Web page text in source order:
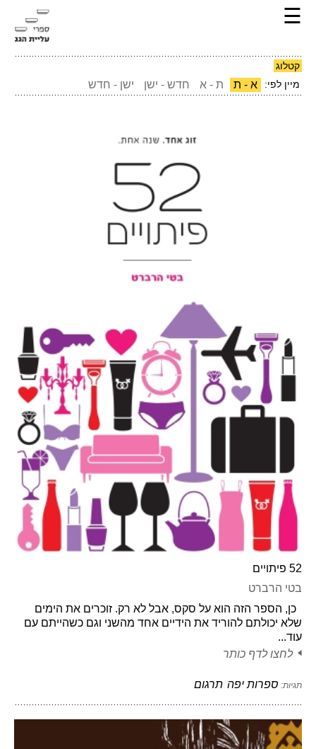
☰
קטלוג
מיין לפי:
א - ת ת - א חדש - ישן ישן - חדש
52 פיתויים
בטי הרברט
כן, הספר הזה הוא על סקס, אבל לא רק. זוכרים את הימים
שלא יכולתם להוריד את הידיים אחד מהשני וגם כשהייתם עם
עוד...
לחצו לדף כותר
תגיות: ספרות יפה תרגום